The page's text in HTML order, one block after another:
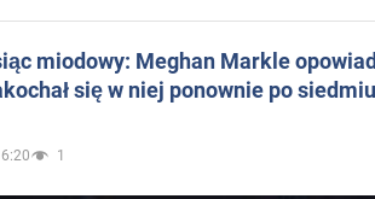
miodowy: Meghan Markle
się w niej ponownie po
1